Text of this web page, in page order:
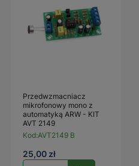
Przedwzmacniacz
mikrofonowy mono z
automatyką ARW - KIT
AVT 2149
Kod:AVT2149 B
25,00 zł